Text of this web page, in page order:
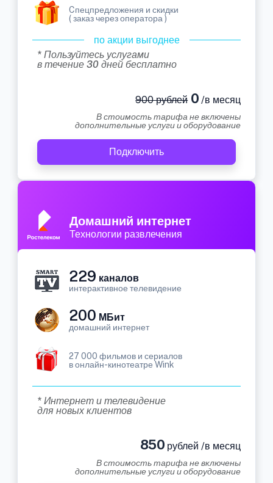
Cпецпредложения и скидки
( заказ через оператора )
по акции выгоднее
* Пользуйтесь услугами
в течение 30 дней бесплатно
900 рублей0 /в месяц
В стоимость тарифа не включены
дополнительные услуги и оборудование
Подключить
Домашний интернет
Технологии развлечения
229 каналов
интерактивное телевидение
200 МБит
домашний интернет
27 000 фильмов и сериалов
в онлайн-кинотеатре Wink
* Интернет и телевидение
для новых клиентов
850 рублей /в месяц
В стоимость тарифа не включены
дополнительные услуги и оборудование